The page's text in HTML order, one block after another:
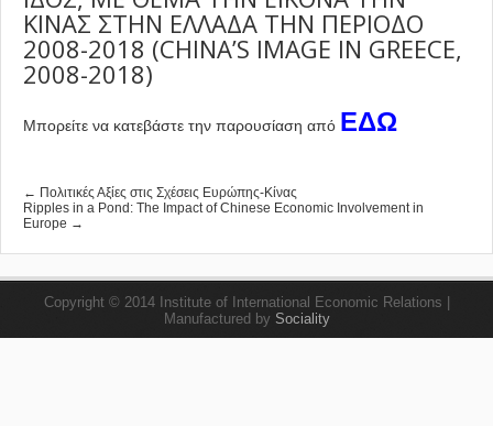
ΚΙΝΑΣ ΣΤΗΝ ΕΛΛΑΔΑ ΤΗΝ ΠΕΡΙΟΔΟ
2008-2018 (CHINA’S IMAGE IN GREECE,
2008-2018)
Μπορείτε να κατεβάστε την παρουσίαση από ΕΔΩ
← Πολιτικές Αξίες στις Σχέσεις Ευρώπης-Κίνας
Ripples in a Pond: The Impact of Chinese Economic Involvement in
Europe →
Copyright © 2014 Institute of International Economic Relations |
Manufactured by Sociality